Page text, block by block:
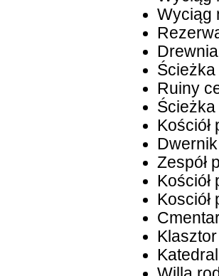
Wyciąg
Ruiny
Kościół
Zespół
Kościół
Kosciół